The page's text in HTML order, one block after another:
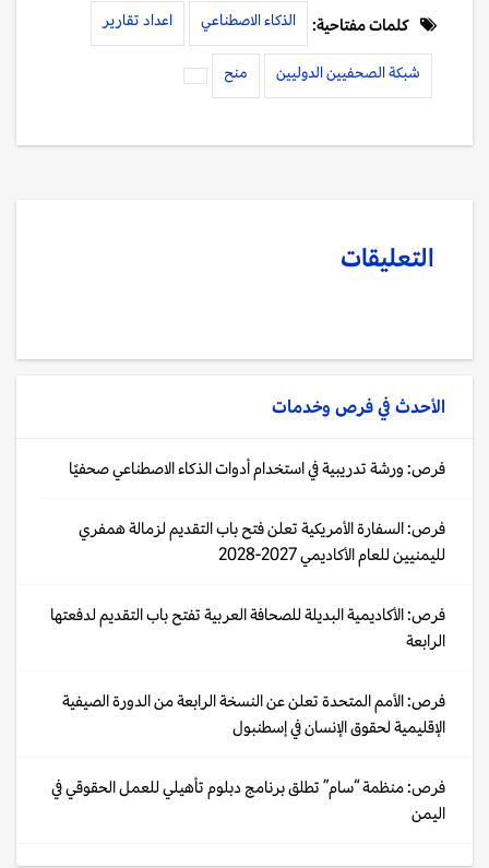
كلمات مفتاحية: الذكاء الاصطناعي اعداد تقارير
شبكة الصحفيين الدوليين منح
التعليقات
الأحدث فيفرص وخدمات
فرص: ورشة تدريبية في استخدام أدوات الذكاء الاصطناعي صحفيًا
فرص: السفارة الأمريكية تعلن فتح باب التقديم لزمالة همفري
لليمنيين للعام الأكاديمي 2027-2028
فرص: الأكاديمية البديلة للصحافة العربية تفتح باب التقديم لدفعتها
الرابعة
فرص: الأمم المتحدة تعلن عن النسخة الرابعة من الدورة الصيفية
الإقليمية لحقوق الإنسان في إسطنبول
فرص: منظمة “سام” تطلق برنامج دبلوم تأهيلي للعمل الحقوقي في
اليمن